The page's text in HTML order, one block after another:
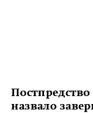
назвало